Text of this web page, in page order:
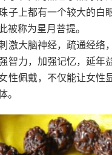
子上都有一个较大的白
被称为星月菩提。
激大脑神经，疏通经络
智力，加强记忆，延年
性佩戴，不仅能让女性
。